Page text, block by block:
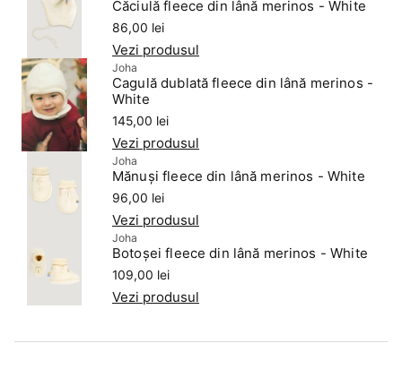
Căciulă fleece din lână merinos - White
Preț
86,00 lei
Vezi produsul
Joha
Cagulă dublată fleece din lână merinos -
White
Preț
145,00 lei
Vezi produsul
Joha
Mănuși fleece din lână merinos - White
Preț
96,00 lei
Vezi produsul
Joha
Botoșei fleece din lână merinos - White
Preț
109,00 lei
Vezi produsul